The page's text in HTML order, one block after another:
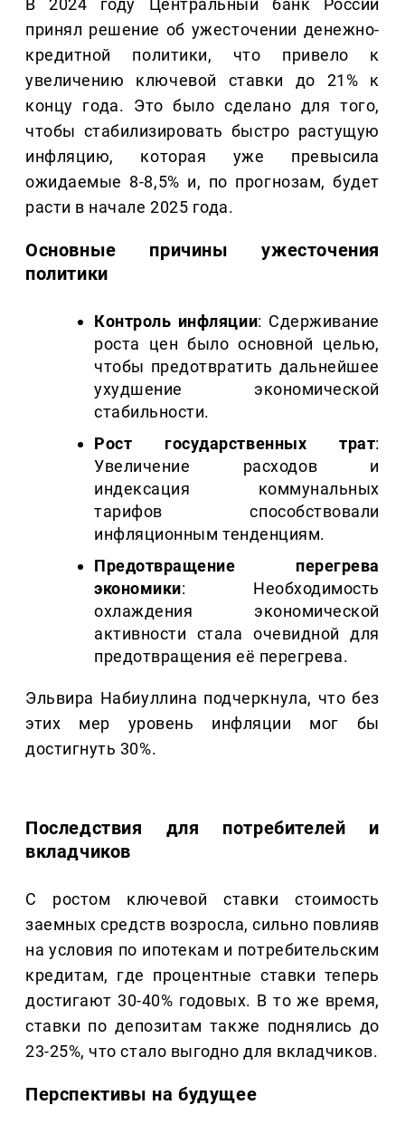
В 2024 году Центральный банк России
принял решение об ужесточении денежно-
кредитной политики, что привело к
увеличению ключевой ставки до 21% к
концу года. Это было сделано для того,
чтобы стабилизировать быстро растущую
инфляцию, которая уже превысила
ожидаемые 8-8,5% и, по прогнозам, будет
расти в начале 2025 года.
Основные причины ужесточения
политики
Контроль инфляции: Сдерживание
роста цен было основной целью,
чтобы предотвратить дальнейшее
ухудшение экономической
стабильности.
Рост государственных трат:
Увеличение расходов и
индексация коммунальных
тарифов способствовали
инфляционным тенденциям.
Предотвращение перегрева
экономики: Необходимость
охлаждения экономической
активности стала очевидной для
предотвращения её перегрева.
Эльвира Набиуллина подчеркнула, что без
этих мер уровень инфляции мог бы
достигнуть 30%.
Последствия для потребителей и
вкладчиков
С ростом ключевой ставки стоимость
заемных средств возросла, сильно повлияв
на условия по ипотекам и потребительским
кредитам, где процентные ставки теперь
достигают 30-40% годовых. В то же время,
ставки по депозитам также поднялись до
23-25%, что стало выгодно для вкладчиков.
Перспективы на будущее